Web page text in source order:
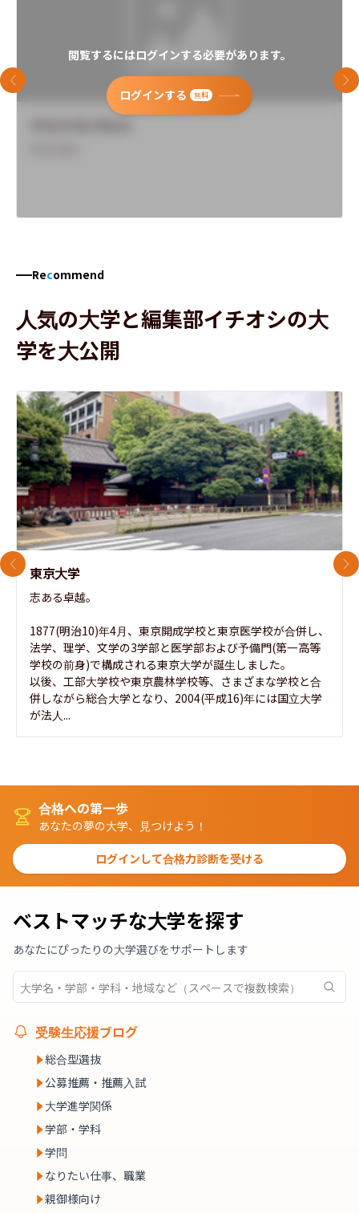
閲覧するにはログインする必要があります。
ログインする 無料
前のスライド 次
Recommend
人気の大学と編集部イチオシの大
学を大公開
東京大学
志ある卓越。
1877(明治10)年4月、東京開成学校と東京医学校が合併し、
法学、理学、文学の3学部と医学部および予備門(第一高等
学校の前身)で構成される東京大学が誕生しました。
以後、工部大学校や東京農林学校等、さまざまな学校と合
併しながら総合大学となり、2004(平成16)年には国立大学
が法人...
前のスライド 次
合格への第一歩
あなたの夢の大学、見つけよう！
ログインして合格力診断を受ける
ベストマッチな大学を探す
あなたにぴったりの大学選びをサポートします
受験生応援ブログ
総合型選抜
公募推薦・推薦入試
大学進学関係
学部・学科
学問
なりたい仕事、職業
親御様向け